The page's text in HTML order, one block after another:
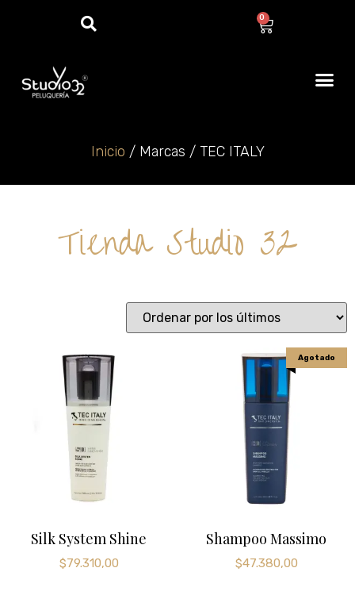
0
Inicio / Marcas / TEC ITALY
Tienda Studio 32
Silk System Shine
$79.310,00
Agotado
Shampoo Massimo
$47.380,00